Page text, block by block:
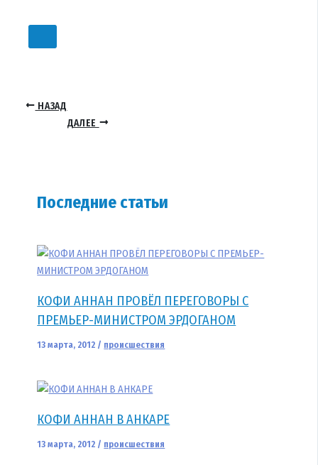
НАЗАД
ДАЛЕЕ
Последние статьи
КОФИ АННАН ПРОВЁЛ ПЕРЕГОВОРЫ С
ПРЕМЬЕР-МИНИСТРОМ ЭРДОГАНОМ
13 марта, 2012 / происшествия
КОФИ АННАН В АНКАРЕ
13 марта, 2012 / происшествия